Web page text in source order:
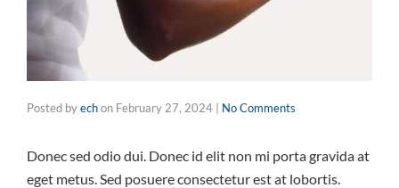
Posted byechon February 27, 2024 No Comments
Donec sed odio dui. Donec id elit non mi porta gravida at
eget metus. Sed posuere consectetur est at lobortis.